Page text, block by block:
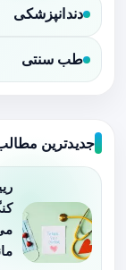
دندانپزشکی
طب سنتی
جدیدترین